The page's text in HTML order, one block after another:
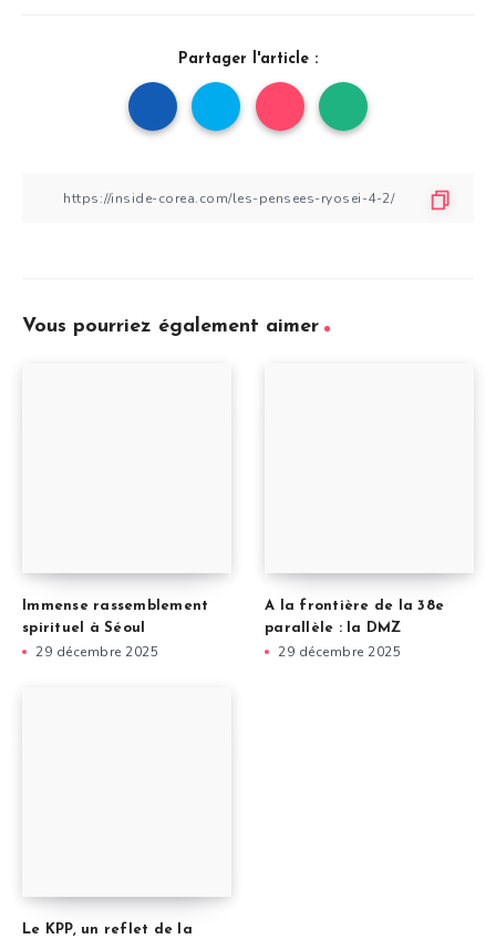
Partager l'article :
Vous pourriez également aimer
Immense rassemblement
spirituel à Séoul
29 décembre 2025
A la frontière de la 38e
parallèle : la DMZ
29 décembre 2025
Le KPP, un reflet de la